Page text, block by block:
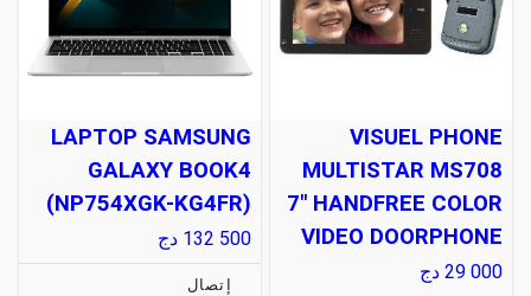
VISUEL PHONE
MULTISTAR MS708
7" HANDFREE COLOR
VIDEO DOORPHONE
29 000 دج
LAPTOP SAMSUNG
GALAXY BOOK4
(NP754XGK-KG4FR)
132 500 دج
إتصال